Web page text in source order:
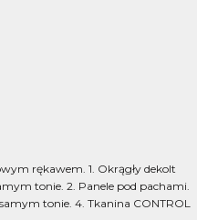
rękawem. 1. Okrągły dekolt
tonie. 2. Panele pod pachami.
tonie. 4. Tkanina CONTROL